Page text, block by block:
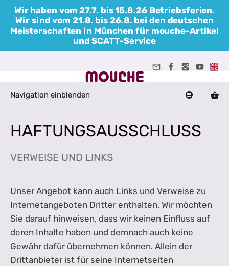
Wir haben vom 27.7. bis 15.8.26 Betriebsferien.
Wir sind vom 21.8. bis 26.8. bei den deutschen
Meisterschaften in München für mouche-Artikel
und SCATT-Service
Navigation einblenden
HAFTUNGSAUSSCHLUSS
VERWEISE UND LINKS
Unser Angebot kann auch Links und Verweise zu
Internetangeboten Dritter enthalten. Wir möchten
Sie darauf hinweisen, dass wir keinen Einfluss auf
deren Inhalte haben und demnach auch keine
Gewähr dafür übernehmen können. Allein der
Drittanbieter ist für seine Internetseiten